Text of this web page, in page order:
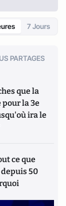
7 Jours
PARTAGES
que la
la 3e
ira le
ce que
50